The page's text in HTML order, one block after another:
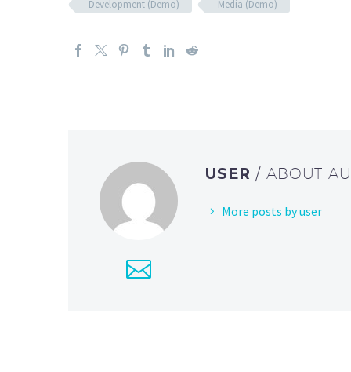
Development (Demo) Media (Demo)
USER / ABOUT
More posts by user